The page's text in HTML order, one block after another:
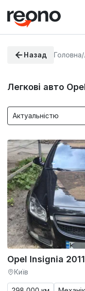
Назад Головна/
Легкові авто
Актуальністю
Opel Insignia 2011
Київ